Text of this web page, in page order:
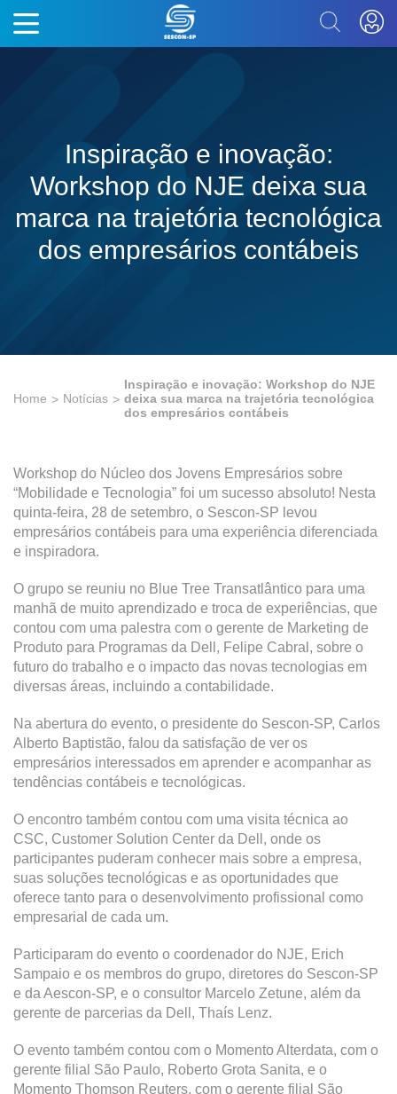
Inspiração e inovação:
Workshop do NJE deixa sua
marca na trajetória tecnológica
dos empresários contábeis
Home Notícias
Inspiração e inovação: Workshop do NJE
deixa sua marca na trajetória tecnológica
dos empresários contábeis
Workshop do Núcleo dos Jovens Empresários sobre
“Mobilidade e Tecnologia” foi um sucesso absoluto! Nesta
quinta-feira, 28 de setembro, o Sescon-SP levou
empresários contábeis para uma experiência diferenciada
e inspiradora.
O grupo se reuniu no Blue Tree Transatlântico para uma
manhã de muito aprendizado e troca de experiências, que
contou com uma palestra com o gerente de Marketing de
Produto para Programas da Dell, Felipe Cabral, sobre o
futuro do trabalho e o impacto das novas tecnologias em
diversas áreas, incluindo a contabilidade.
Na abertura do evento, o presidente do Sescon-SP, Carlos
Alberto Baptistão, falou da satisfação de ver os
empresários interessados em aprender e acompanhar as
tendências contábeis e tecnológicas.
O encontro também contou com uma visita técnica ao
CSC, Customer Solution Center da Dell, onde os
participantes puderam conhecer mais sobre a empresa,
suas soluções tecnológicas e as oportunidades que
oferece tanto para o desenvolvimento profissional como
empresarial de cada um.
Participaram do evento o coordenador do NJE, Erich
Sampaio e os membros do grupo, diretores do Sescon-SP
e da Aescon-SP, e o consultor Marcelo Zetune, além da
gerente de parcerias da Dell, Thaís Lenz.
O evento também contou com o Momento Alterdata, com o
gerente filial São Paulo, Roberto Grota Sanita, e o
Momento Thomson Reuters, com o gerente filial São